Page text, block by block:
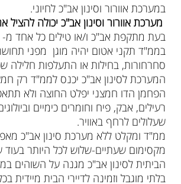
במערכת אוורור וסינון אב"כ לחיוני.
מערכת אוורור וסינון אב"כ יכולה להציל
בממ"ד תקני אטום יהיה מוגן מפני
סחרחורות, בחילות או התעלפות חלילה
המערכת לסינון אב"כ יכנס לממ"ד רק
הפחמן הדו חמצני יפלט החוצה ולא
רעילים, אבק, פיח וחומרים כימיים
שעלולים לרחף באוויר.
ממ"ד ומקלט ללא מערכת סינון אב"כ
מקסימום שעתיים-שלוש לכל היותר
הביתית לסינון אב"כ מגנה על השוהים
בלתי מוגבל וזמינה לדיירי הבית מיידית